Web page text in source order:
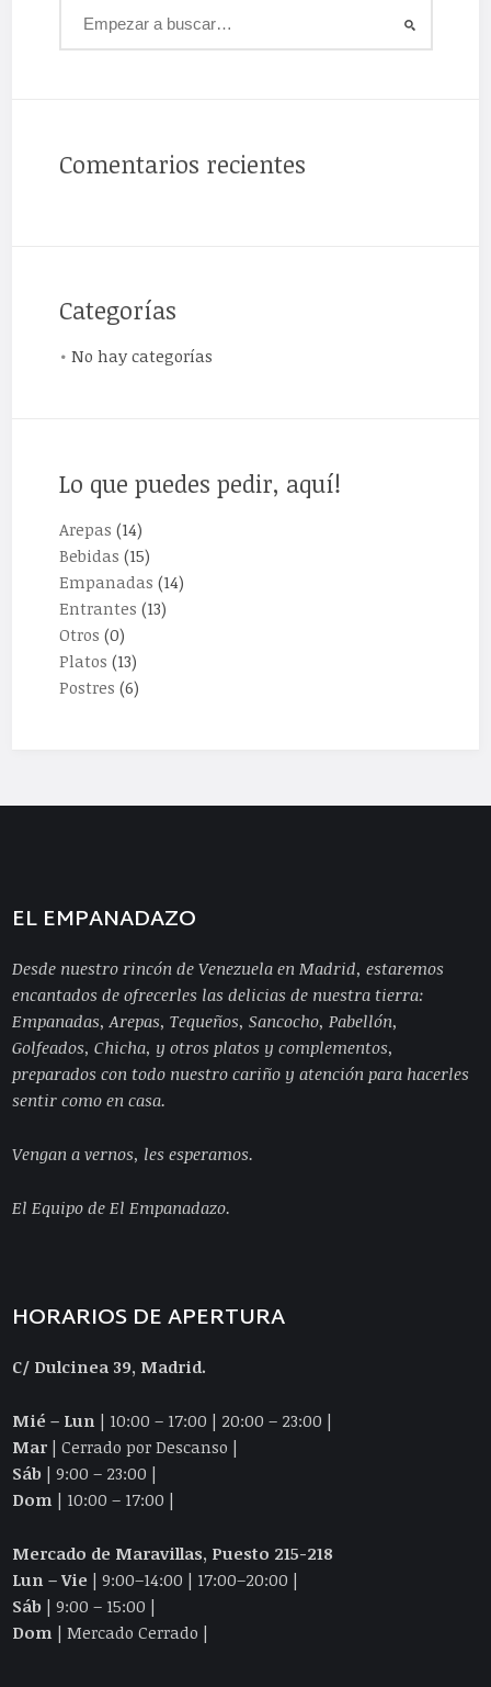
Comentarios recientes
Categorías
No hay categorías
Lo que puedes pedir, aquí!
Arepas (14)
Bebidas (15)
Empanadas (14)
Entrantes (13)
Otros (0)
Platos (13)
Postres (6)
EL EMPANADAZO
Desde nuestro rincón de Venezuela en Madrid, estaremos
encantados de ofrecerles las delicias de nuestra tierra:
Empanadas, Arepas, Tequeños, Sancocho, Pabellón,
Golfeados, Chicha, y otros platos y complementos,
preparados con todo nuestro cariño y atención para hacerles
sentir como en casa.
Vengan a vernos, les esperamos.
El Equipo de El Empanadazo.
HORARIOS DE APERTURA
C/ Dulcinea 39, Madrid.
Mié – Lun | 10:00 – 17:00 | 20:00 – 23:00 |
Mar | Cerrado por Descanso |
Sáb | 9:00 – 23:00 |
Dom | 10:00 – 17:00 |
Mercado de Maravillas, Puesto 215-218
Lun – Vie | 9:00–14:00 | 17:00–20:00 |
Sáb | 9:00 – 15:00 |
Dom | Mercado Cerrado |